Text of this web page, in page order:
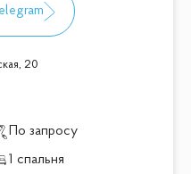
20
По запросу
1 спальня